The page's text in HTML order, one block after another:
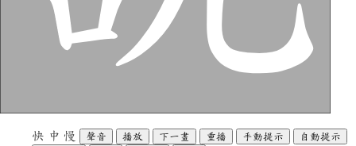
快 中 慢 聲音 播放 下一畫 重播 手動提示 自動提示